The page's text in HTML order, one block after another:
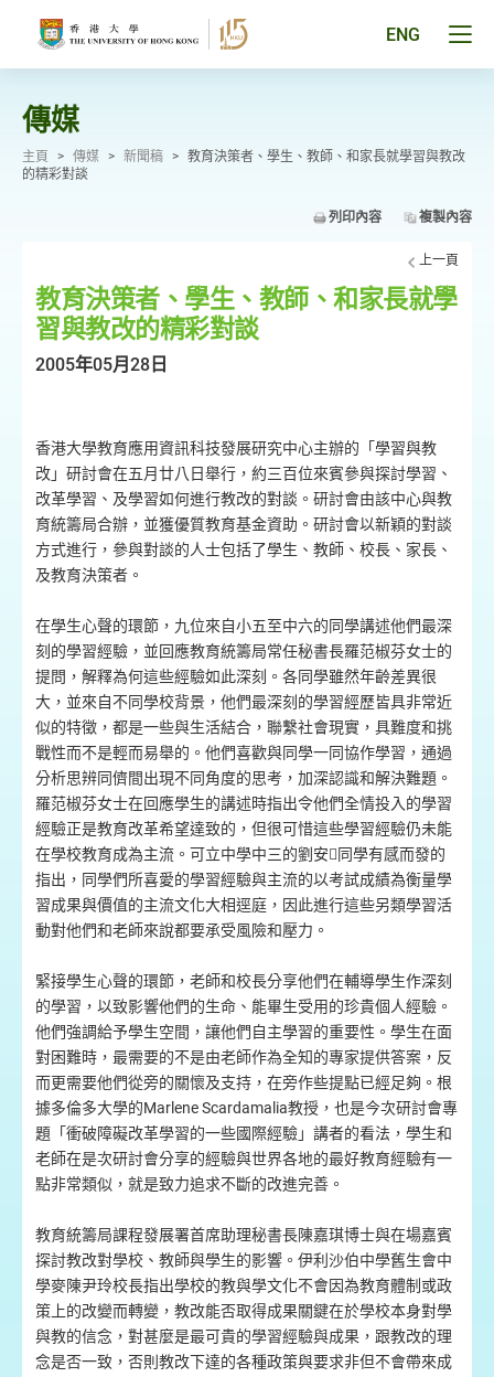
ENG
傳媒
主頁 > 傳媒 > 新聞稿 > 教育決策者、學生、教師、和家長就學習與教改
的精彩對談
列印內容 複製內容
上一頁
教育決策者、學生、教師、和家長就學
習與教改的精彩對談
2005年05月28日
香港大學教育應用資訊科技發展研究中心主辦的「學習與教
改」研討會在五月廿八日舉行，約三百位來賓參與探討學習、
改革學習、及學習如何進行教改的對談。研討會由該中心與教
育統籌局合辦，並獲優質教育基金資助。研討會以新穎的對談
方式進行，參與對談的人士包括了學生、教師、校長、家長、
及教育決策者。
在學生心聲的環節，九位來自小五至中六的同學講述他們最深
刻的學習經驗，並回應教育統籌局常任秘書長羅范椒芬女士的
提問，解釋為何這些經驗如此深刻。各同學雖然年齡差異很
大，並來自不同學校背景，他們最深刻的學習經歷皆具非常近
似的特徵，都是一些與生活結合，聯繫社會現實，具難度和挑
戰性而不是輕而易舉的。他們喜歡與同學一同協作學習，通過
分析思辨同儕間出現不同角度的思考，加深認識和解決難題。
羅范椒芬女士在回應學生的講述時指出令他們全情投入的學習
經驗正是教育改革希望達致的，但很可惜這些學習經驗仍未能
在學校教育成為主流。可立中學中三的劉安同學有感而發的
指出，同學們所喜愛的學習經驗與主流的以考試成績為衡量學
習成果與價值的主流文化大相逕庭，因此進行這些另類學習活
動對他們和老師來說都要承受風險和壓力。
緊接學生心聲的環節，老師和校長分享他們在輔導學生作深刻
的學習，以致影響他們的生命、能畢生受用的珍貴個人經驗。
他們強調給予學生空間，讓他們自主學習的重要性。學生在面
對困難時，最需要的不是由老師作為全知的專家提供答案，反
而更需要他們從旁的關懷及支持，在旁作些提點已經足夠。根
據多倫多大學的Marlene Scardamalia教授，也是今次研討會專
題「衝破障礙改革學習的一些國際經驗」講者的看法，學生和
老師在是次研討會分享的經驗與世界各地的最好教育經驗有一
點非常類似，就是致力追求不斷的改進完善。
教育統籌局課程發展署首席助理秘書長陳嘉琪博士與在場嘉賓
探討教改對學校、教師與學生的影響。伊利沙伯中學舊生會中
學麥陳尹玲校長指出學校的教與學文化不會因為教育體制或政
策上的改變而轉變，教改能否取得成果關鍵在於學校本身對學
與教的信念，對甚麼是最可貴的學習經驗與成果，跟教改的理
念是否一致，否則教改下達的各種政策與要求非但不會帶來成